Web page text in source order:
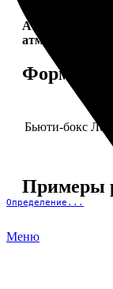
Определение...
Меню
Aura Project by
атмосферу!
Форматы
Бьюти-бокс
Примеры